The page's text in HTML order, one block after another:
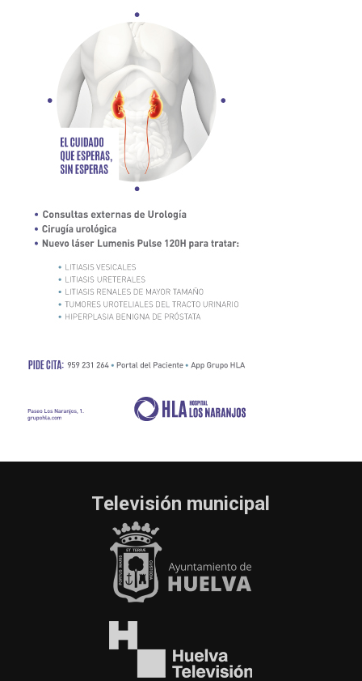
Televisión municipal